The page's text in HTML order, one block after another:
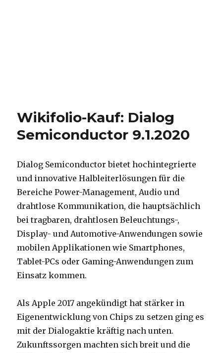
Wikifolio-Kauf: Dialog
Semiconductor 9.1.2020
Dialog Semiconductor bietet hochintegrierte
und innovative Halbleiterlösungen für die
Bereiche Power-Management, Audio und
drahtlose Kommunikation, die hauptsächlich
bei tragbaren, drahtlosen Beleuchtungs-,
Display- und Automotive-Anwendungen sowie
mobilen Applikationen wie Smartphones,
Tablet-PCs oder Gaming-Anwendungen zum
Einsatz kommen.
Als Apple 2017 angekündigt hat stärker in
Eigenentwicklung von Chips zu setzen ging es
mit der Dialogaktie kräftig nach unten.
Zukunftssorgen machten sich breit und die